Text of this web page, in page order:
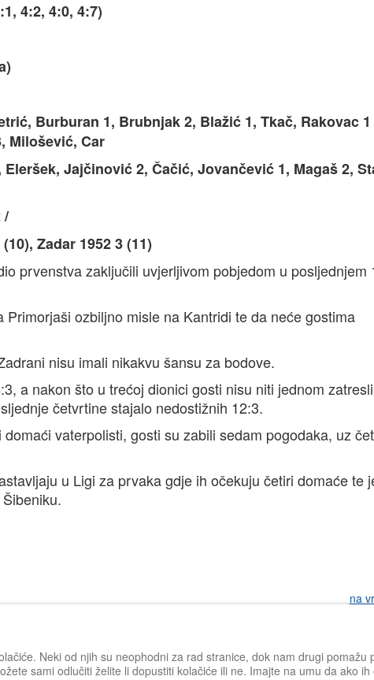
4:2, 4:0, 4:7)
Burburan 1, Brubnjak 2, Blažić 1, Tkač, Rakovac 1
Milošević, Car
Jajčinović 2, Čačić, Jovančević 1, Magaš 2,
/
Zadar 1952 3 (11)
prvenstva zaključili uvjerljivom pobjedom u posljednjem
ozbiljno misle na Kantridi te da neće gostima
nisu imali nikakvu šansu za bodove.
a nakon što u trećoj dionici gosti nisu niti jednom zatresli
četvrtine stajalo nedostižnih 12:3.
vaterpolisti, gosti su zabili sedam pogodaka, uz
u Ligi za prvaka gdje ih očekuju četiri domaće te
na
Impressum
Neki od njih su neophodni za rad stranice, dok nam drugi pomažu
sami odlučiti želite li dopustiti kolačiće ili ne. Imajte na umu da ako